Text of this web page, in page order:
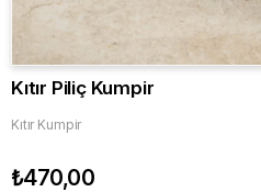
Kıtır Piliç Kumpir
Kıtır Kumpir
₺470,00